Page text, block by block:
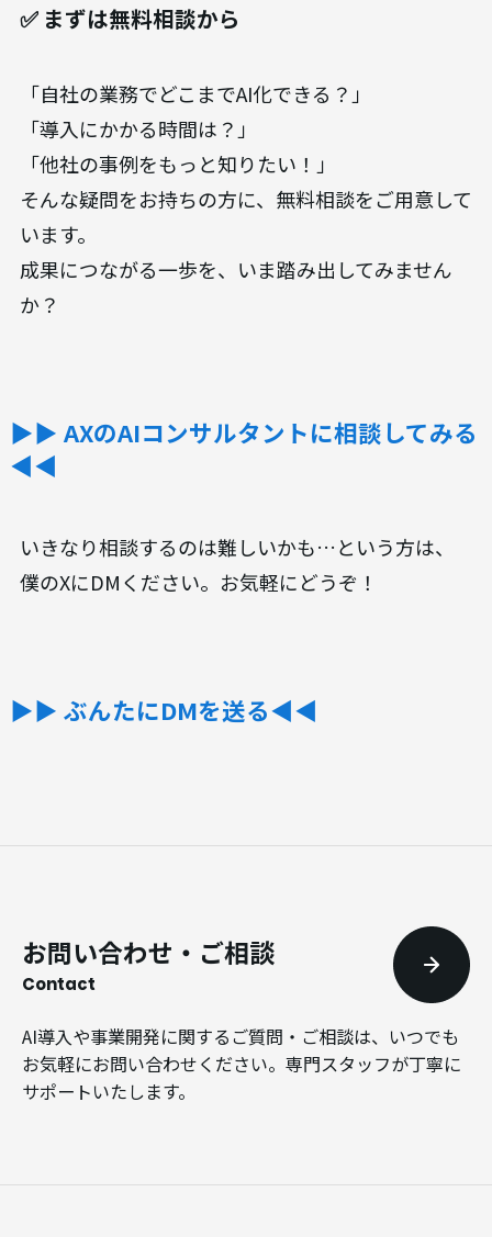
✅ まずは無料相談から
「自社の業務でどこまでAI化できる？」
「導入にかかる時間は？」
「他社の事例をもっと知りたい！」
そんな疑問をお持ちの方に、無料相談をご用意して
います。
成果につながる一歩を、いま踏み出してみません
か？
▶︎▶︎ AXのAIコンサルタントに相談してみる
◀◀
いきなり相談するのは難しいかも…という方は、
僕のXにDMください。お気軽にどうぞ！
▶︎▶︎ ぶんたにDMを送る◀◀
お問い合わせ・ご相談
Contact
AI導入や事業開発に関するご質問・ご相談は、いつでも
お気軽にお問い合わせください。専門スタッフが丁寧に
サポートいたします。